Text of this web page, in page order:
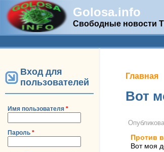
Golosa.info
Свободные новости
Дополнительное меню
Вход для
пользователей
Имя пользователя *
Пароль *
Вы
Главная
Вот
Против
Вот моя